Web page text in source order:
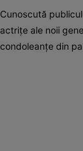
Cunoscută
actrițe ale noii
condoleanțe din